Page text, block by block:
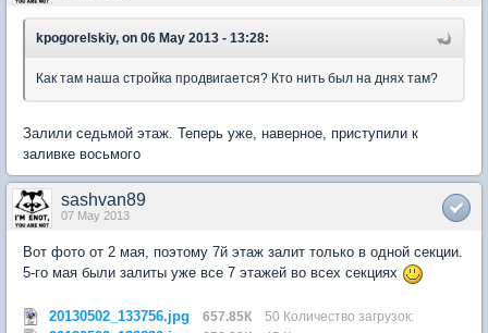
kpogorelskiy, on 06 May 2013 - 13:28:
Как там наша стройка продвигается? Кто нить был на днях там?
Залили седьмой этаж. Теперь уже, наверное, приступили к
заливке восьмого
sashvan89
07 May 2013
Вот фото от 2 мая, поэтому 7й этаж залит только в одной секции.
5-го мая были залиты уже все 7 этажей во всех секциях
20130502_133756.jpg 657.85К 50 Количество загрузок: